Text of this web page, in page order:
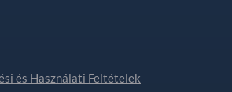
és Használati Feltételek